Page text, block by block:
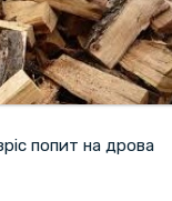
попит на дрова